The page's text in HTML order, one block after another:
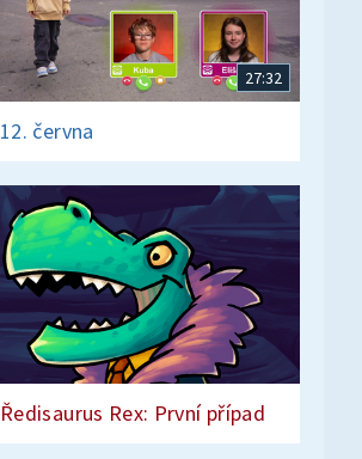
27:32
12. června
Ředisaurus Rex: První případ